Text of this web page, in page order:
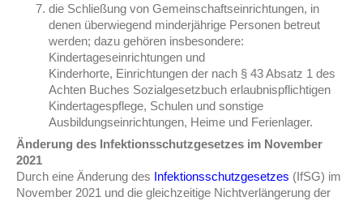
die Schließung von Gemeinschaftseinrichtungen, in
denen überwiegend minderjährige Personen betreut
werden; dazu gehören insbesondere: ​​
Kindertageseinrichtungen und
Kinderhorte, Einrichtungen der nach § 43 Absatz 1 des
Achten Buches Sozialgesetzbuch erlaubnispflichtigen
Kindertagespflege, Schulen und sonstige
Ausbildungseinrichtungen, Heime und Ferienlager.
Änderung des Infektionsschutzgesetzes im November
2021
Durch eine Änderung des Infektionsschutzgesetzes (IfSG) im
November 2021 und die gleichzeitige Nichtverlängerung der